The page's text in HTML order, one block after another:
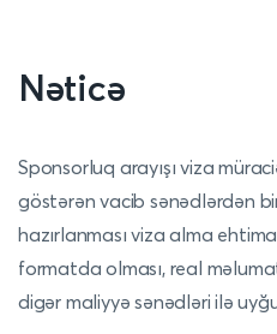
Nəticə
Sponsorluq arayışı viza
göstərən vacib sənədlərdən
hazırlanması viza alma
formatda olması, real
digər maliyyə sənədləri ilə